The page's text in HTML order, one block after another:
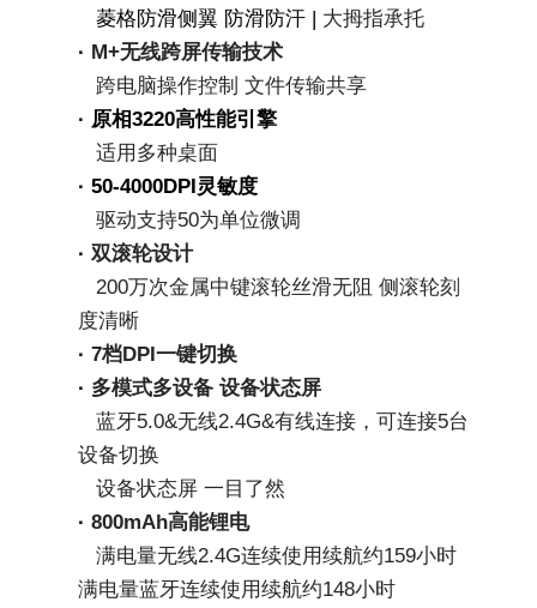
   菱格防滑侧翼 防滑防汗 |
大拇指承托
· M+无线跨屏传输技术
   跨电脑操作控制 文件传输共享
· 原相3220高性能引擎
   适用多种桌面
· 50-4000DPI灵敏度
   驱动支持50为单位微调
· 双滚轮设计
   200万次金属中键滚轮丝滑无阻 侧滚轮刻
度清晰
· 7档DPI一键切换
· 多模式多设备 设备状态屏
   蓝牙5.0&无线2.4G&有线连接，可连接5台
设备切换
   设备状态屏 一目了然
· 800mAh高能锂电
   满电量无线2.4G连续使用续航约159小时
满电量蓝牙连续使用续航约148小时